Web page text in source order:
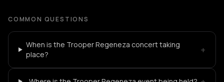
COMMON QUESTIONS
When is the Trooper Regeneza concert taking
place?
+